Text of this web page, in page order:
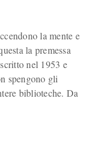
la mente e
la premessa
nel 1953 e
spengono gli
biblioteche. Da